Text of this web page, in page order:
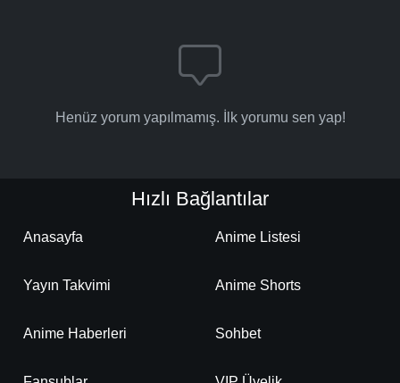
Henüz yorum yapılmamış. İlk yorumu sen yap!
Hızlı Bağlantılar
Anasayfa Anime Listesi
Yayın Takvimi Anime Shorts
Anime Haberleri Sohbet